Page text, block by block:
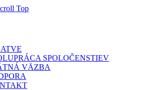
Top
SPOLOČENSTIEV
VÄZBA